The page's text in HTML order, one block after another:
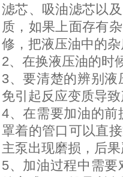
滤芯、吸油滤芯以
质，如果上面存有
修，把液压油中的
2、在换液压油的时
3、要清楚的辨别
免引起反应变质导
4、在需要加油的
罩着的管口可以直
主泵出现磨损，后
5、加油过程中需